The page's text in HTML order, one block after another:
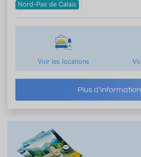
Nord-Pas de Calais
Voir les locations
Plus